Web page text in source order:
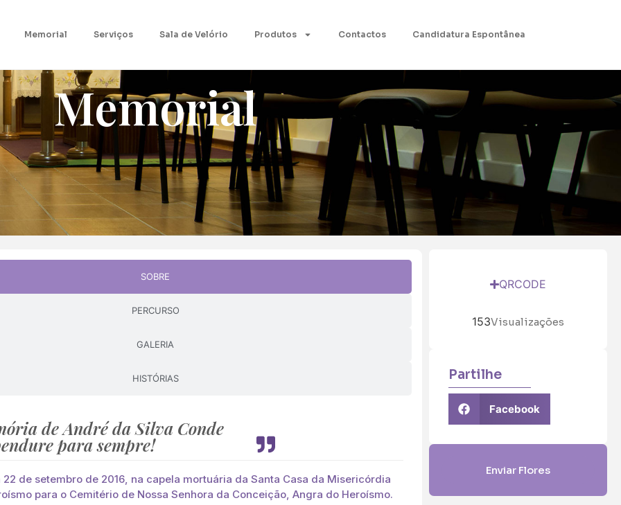
Memorial Serviços Sala de Velório Produtos Contactos Candidatura Espontânea
Memorial
SOBRE
PERCURSO
GALERIA
HISTÓRIAS
de André da Silva Conde
para sempre!
22 de setembro de 2016, na capela mortuária da Santa Casa da Misericórdia
para o Cemitério de Nossa Senhora da Conceição, Angra do Heroísmo.
QRCODE
153Visualizações
Partilhe
Facebook
Enviar Flores
Pague já com PayPal
paga de imediato com Paypal
Palma Cruz Coração
Coroa